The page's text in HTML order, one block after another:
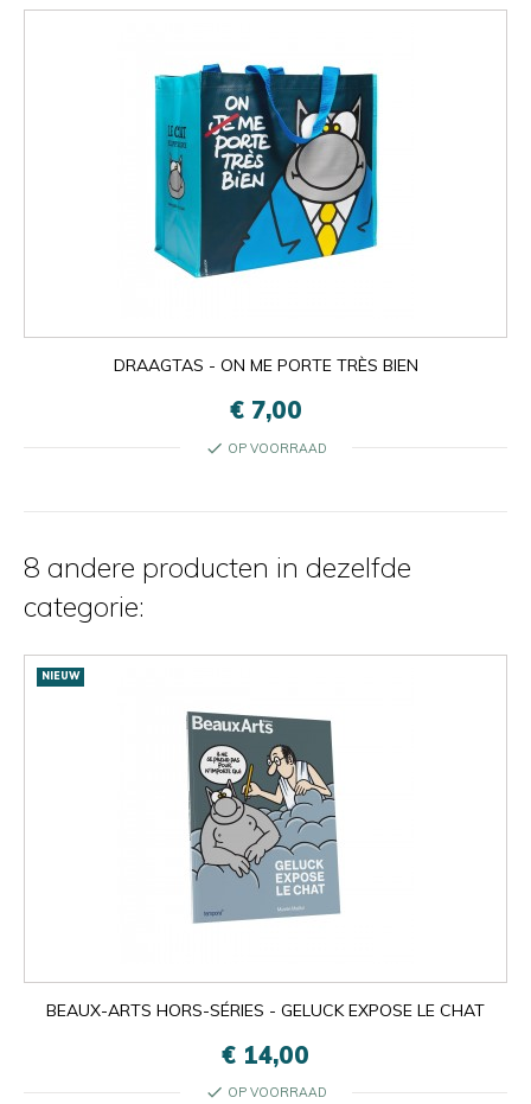
DRAAGTAS - ON ME PORTE TRÈS BIEN
€ 7,00
check OP VOORRAAD
8 andere producten in dezelfde
categorie:
NIEUW
BEAUX-ARTS HORS-SÉRIES - GELUCK EXPOSE LE CHAT
€ 14,00
check OP VOORRAAD
close
× Oké
×